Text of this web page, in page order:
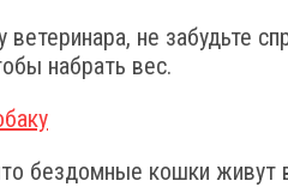
ветеринара, не забудьте
набрать вес.
бездомные кошки живут